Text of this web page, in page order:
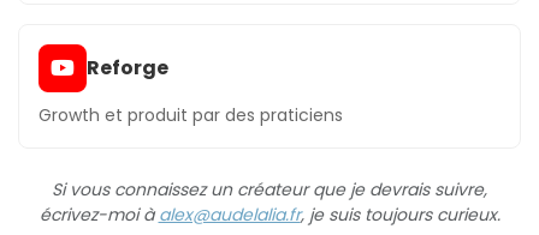
Reforge
Growth et produit par des praticiens
Si vous connaissez un créateur que je devrais suivre,
écrivez-moi àalex@audelalia.fr, je suis toujours curieux.